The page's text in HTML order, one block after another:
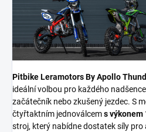
Pitbike Leramotors By Apollo
ideální volbou pro každého
začátečník nebo zkušený jezdec. S
čtyřtaktním jednoválcems výkonem
stroj, který nabídne dostatek síly pro